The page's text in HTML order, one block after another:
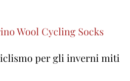
Wool Cycling Socks
per gli inverni miti